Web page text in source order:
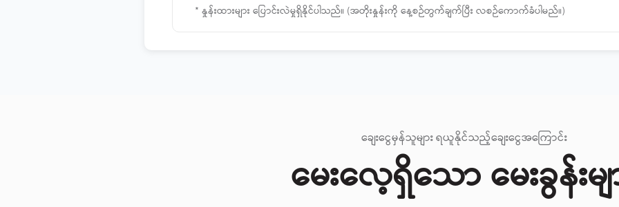
* နှုန်းထားများ ပြောင်းလဲမှုရှိနိုင်ပါသည်။ (အတိုးနှုန်းကို နေ့စဉ်တွက်ချက်ပြီး လစဉ်ကောက်ခံပါမည်။)
ချေးငွေမှန်သူများ ရယူနိုင်သည့်ချေးငွေအကြောင်း
မေးလေ့ရှိသော မေးခွန်းမျ